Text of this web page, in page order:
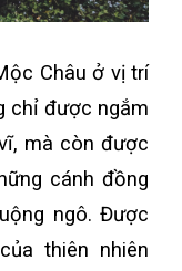
Châu ở vị trí
chỉ được ngắm
mà còn được
cánh đồng
ngô. Được
thiên nhiên